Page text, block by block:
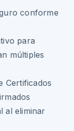
conforme
para
múltiples
Certificados
al eliminar